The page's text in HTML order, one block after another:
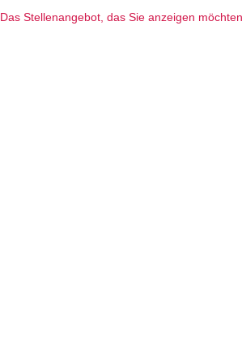
Das Stellenangebot, das Sie anzeigen